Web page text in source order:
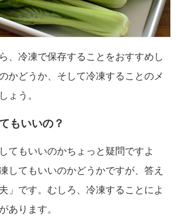
、冷凍で保存することをおすすめし
かどうか、そして冷凍することのメ
ょう。
もいいの？
てもいいのかちょっと疑問ですよ
してもいいのかどうかですが、答え
」です。むしろ、冷凍することによ
あります。